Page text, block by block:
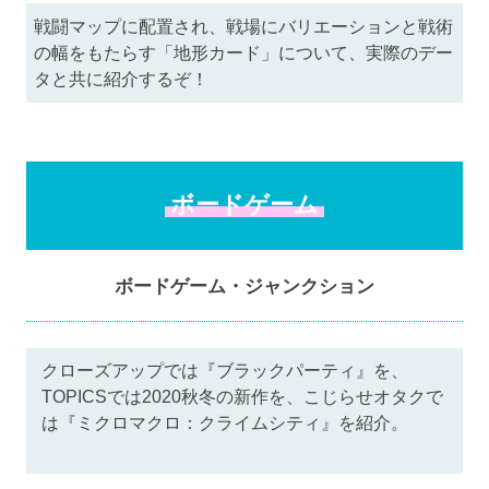
戦闘マップに配置され、戦場にバリエーションと戦術
の幅をもたらす「地形カード」について、実際のデー
タと共に紹介するぞ！
ボードゲーム
ボードゲーム・ジャンクション
クローズアップでは『ブラックパーティ』を、
TOPICSでは2020秋冬の新作を、こじらせオタクで
は『ミクロマクロ：クライムシティ』を紹介。